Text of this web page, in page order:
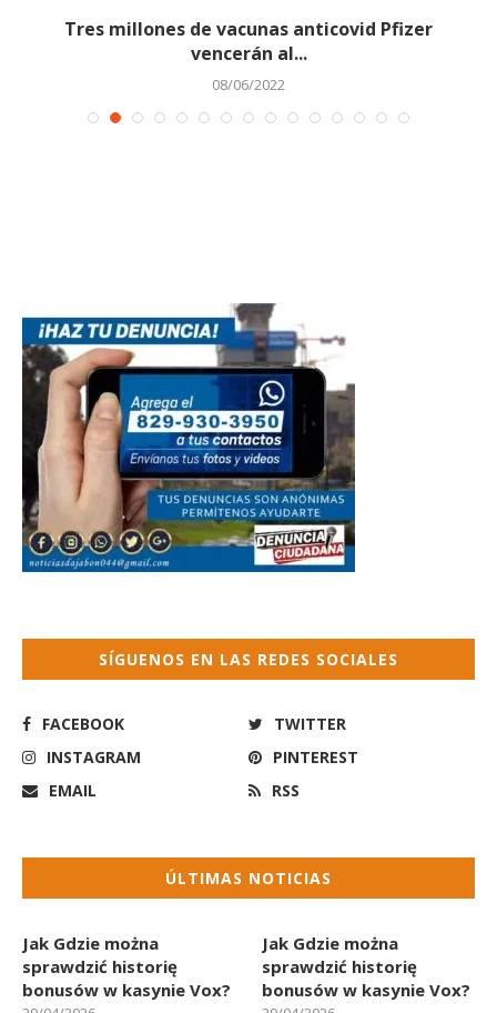
Tres millones de vacunas anticovid Pfizer
vencerán al...
08/06/2022
SÍGUENOS EN LAS REDES SOCIALES
FACEBOOK
TWITTER
INSTAGRAM
PINTEREST
EMAIL
RSS
ÚLTIMAS NOTICIAS
Jak Gdzie można
sprawdzić historię
bonusów w kasynie Vox?
Jak Gdzie można
sprawdzić historię
bonusów w kasynie Vox?